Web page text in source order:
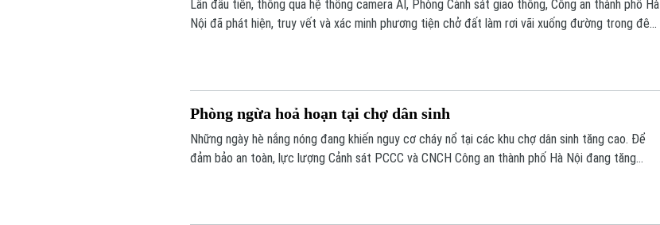
Lần đầu tiên, thông qua hệ thống camera AI, Phòng Cảnh sát giao thông, Công an thành phố Hà
Nội đã phát hiện, truy vết và xác minh phương tiện chở đất làm rơi vãi xuống đường trong đêm.
Phòng ngừa hoả hoạn tại chợ dân sinh
Những ngày hè nắng nóng đang khiến nguy cơ cháy nổ tại các khu chợ dân sinh tăng cao. Để
đảm bảo an toàn, lực lượng Cảnh sát PCCC và CNCH Công an thành phố Hà Nội đang tăng